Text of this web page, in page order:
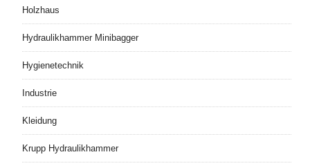
Holzhaus
Hydraulikhammer Minibagger
Hygienetechnik
Industrie
Kleidung
Krupp Hydraulikhammer